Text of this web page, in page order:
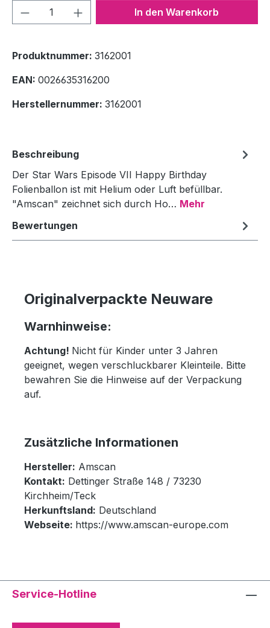
Produkt Anzahl: Gib denIn den Warenkorb
Produktnummer: 3162001
EAN: 0026635316200
Herstellernummer: 3162001
Beschreibung
Der Star Wars Episode VII Happy Birthday
Folienballon ist mit Helium oder Luft befüllbar.
"Amscan" zeichnet sich durch Ho… Mehr
Bewertungen
Originalverpackte Neuware
Warnhinweise:
Achtung! Nicht für Kinder unter 3 Jahren
geeignet, wegen verschluckbarer Kleinteile. Bitte
bewahren Sie die Hinweise auf der Verpackung
auf.
Zusätzliche Informationen
Hersteller: Amscan
Kontakt: Dettinger Straße 148 / 73230
Kirchheim/Teck
Herkunftsland: Deutschland
Webseite: https://www.amscan-europe.com
Service-Hotline